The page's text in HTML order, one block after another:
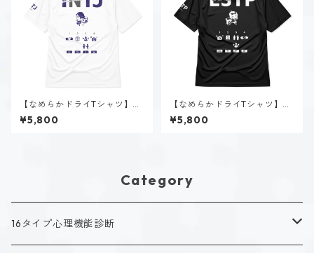
【なめらかドライTシャツ】星
空 ノゾミ（INTJ）｜ホワイト
¥5,800
【なめらかドライTシャツ】速
瀬 美姫（ESTP）｜ブラック
¥5,800
Category
16タイプ心理機能診断